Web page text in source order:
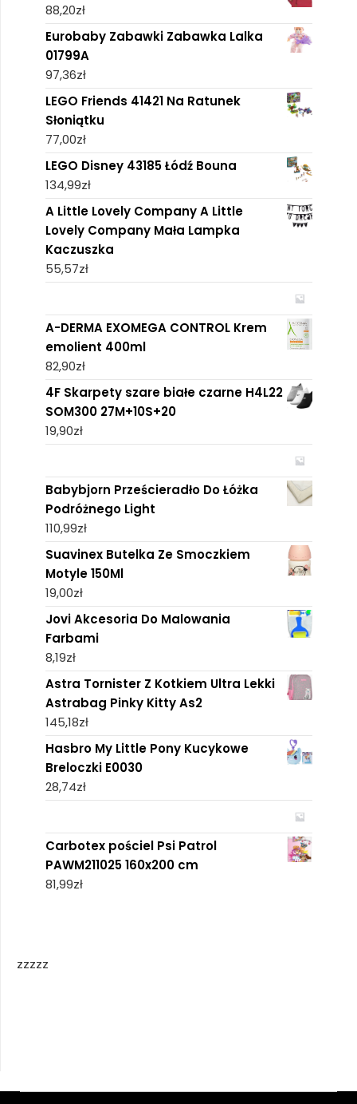
88,20zł
Eurobaby Zabawki Zabawka Lalka
01799A
97,36zł
LEGO Friends 41421 Na Ratunek
Słoniątku
77,00zł
LEGO Disney 43185 Łódź Bouna
134,99zł
A Little Lovely Company A Little
Lovely Company Mała Lampka
Kaczuszka
55,57zł
A-DERMA EXOMEGA CONTROL Krem
emolient 400ml
82,90zł
4F Skarpety szare białe czarne H4L22
SOM300 27M+10S+20
19,90zł
Babybjorn Prześcieradło Do Łóżka
Podróżnego Light
110,99zł
Suavinex Butelka Ze Smoczkiem
Motyle 150Ml
19,00zł
Jovi Akcesoria Do Malowania
Farbami
8,19zł
Astra Tornister Z Kotkiem Ultra Lekki
Astrabag Pinky Kitty As2
145,18zł
Hasbro My Little Pony Kucykowe
Breloczki E0030
28,74zł
Carbotex pościel Psi Patrol
PAWM211025 160x200 cm
81,99zł
zzzzz